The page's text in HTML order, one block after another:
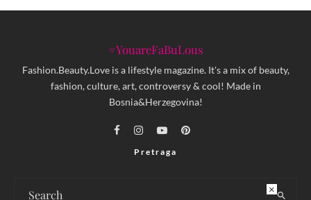
#YouareFaBuLous
Fashion.Beauty.Love is a lifestyle magazine. It's a mix of beauty,
fashion, culture, art, controversy & cool! Made in
Bosnia&Herzegovina!
Pretraga
×